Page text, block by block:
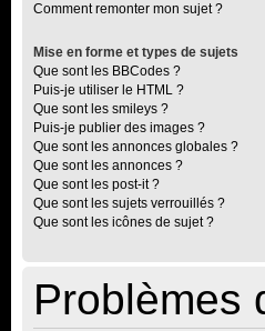
Comment remonter mon sujet ?
Mise en forme et types de sujets
Que sont les BBCodes ?
Puis-je utiliser le HTML ?
Que sont les smileys ?
Puis-je publier des images ?
Que sont les annonces globales ?
Que sont les annonces ?
Que sont les post-it ?
Que sont les sujets verrouillés ?
Que sont les icônes de sujet ?
Problèmes